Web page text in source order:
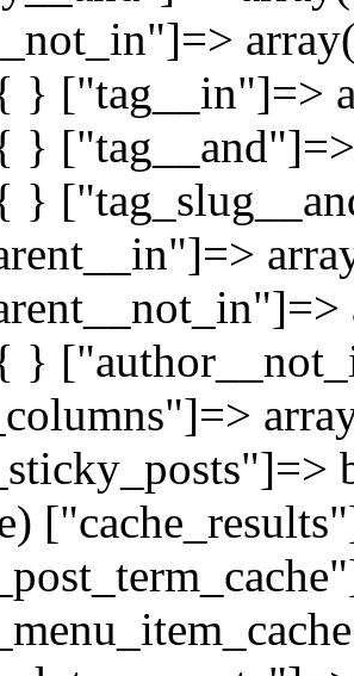
} ["tag__in"]=>
}
}
}